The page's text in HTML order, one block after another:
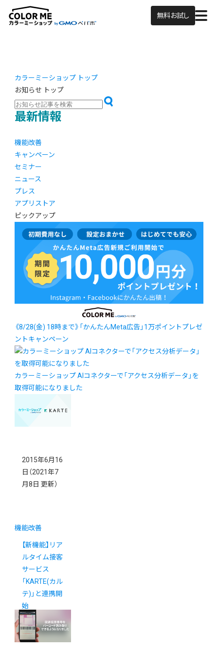
無料お試し
カラーミーショップ トップ
お知らせ トップ
最新情報
機能改善
キャンペーン
セミナー
ニュース
プレス
アプリストア
ピックアップ
《8/28(金) 18時まで》「かんたんMeta広告」1万ポイントプレゼ
ントキャンペーン
カラーミーショップ AIコネクターで「アクセス分析データ」を
取得可能になりました
2015年6月16
日 （2021年7
月8日 更新）
機能改善
【新機能】リア
ルタイム接客
サービス
「KARTE(カル
テ)」と連携開
始